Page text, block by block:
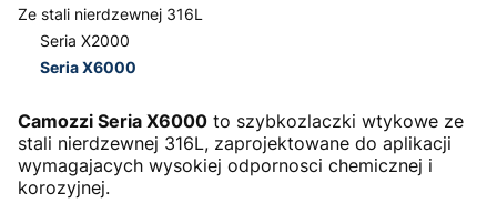
Ze stali nierdzewnej 316L
Seria X2000
Seria X6000
Camozzi Seria X6000 to szybkozlaczki wtykowe ze
stali nierdzewnej 316L, zaprojektowane do aplikacji
wymagajacych wysokiej odpornosci chemicznej i
korozyjnej.